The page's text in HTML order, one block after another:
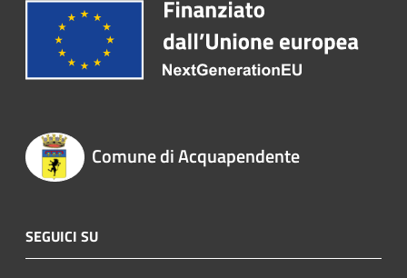
Comune di Acquapendente
SEGUICI SU